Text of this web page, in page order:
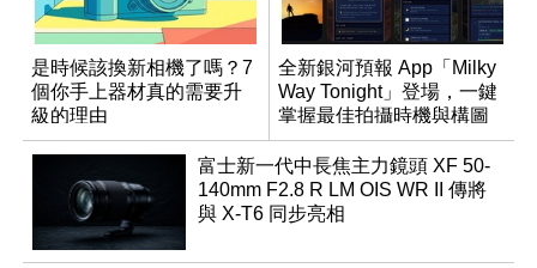
是時候該換新相機了嗎？7
個你手上器材真的需要升
級的理由
全新銀河預報 App「Milky
Way Tonight」登場，一鍵
掌握最佳拍攝時機與構圖
富士新一代中長焦主力鏡頭 XF 50-
140mm F2.8 R LM OIS WR II 傳將
與 X-T6 同步亮相